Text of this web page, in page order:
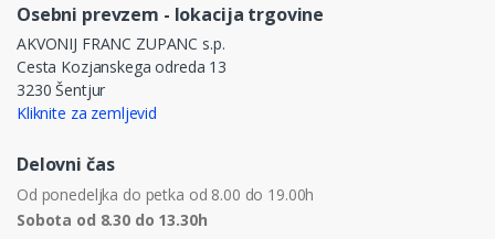
Osebni prevzem - lokacija trgovine
AKVONIJ FRANC ZUPANC s.p.
Cesta Kozjanskega odreda 13
3230 Šentjur
Kliknite za zemljevid
Delovni čas
Od ponedeljka do petka od 8.00 do 19.00h
Sobota od 8.30 do 13.30h